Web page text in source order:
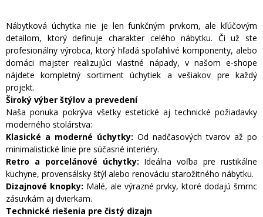
Nábytková úchytka nie je len funkčným prvkom, ale kľúčovým
detailom, ktorý definuje charakter celého nábytku. Či už ste
profesionálny výrobca, ktorý hľadá spoľahlivé komponenty, alebo
domáci majster realizujúci vlastné nápady, v našom e-shope
nájdete kompletný sortiment úchytiek a vešiakov pre každý
projekt.
Široký výber štýlov a prevedení
Naša ponuka pokrýva všetky estetické aj technické požiadavky
moderného stolárstva:
Klasické a moderné úchytky: Od nadčasových tvarov až po
minimalistické línie pre súčasné interiéry.
Retro a porcelánové úchytky: Ideálna voľba pre rustikálne
kuchyne, provensálsky štýl alebo renováciu starožitného nábytku.
Dizajnové knopky: Malé, ale výrazné prvky, ktoré dodajú šmrnc
zásuvkám aj dvierkam.
Technické riešenia pre čistý dizajn